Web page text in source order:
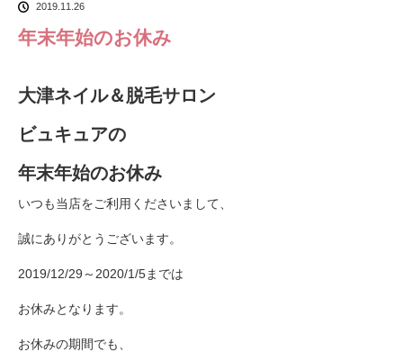
2019.11.26
年末年始のお休み
大津ネイル＆脱毛サロン
ビュキュアの
年末年始のお休み
いつも当店をご利用くださいまして、
誠にありがとうございます。
2019/12/29～2020/1/5までは
お休みとなります。
お休みの期間でも、